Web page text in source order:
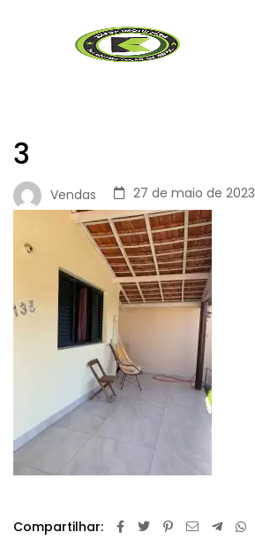
3
Vendas 27 de maio de 2023
Compartilhar: